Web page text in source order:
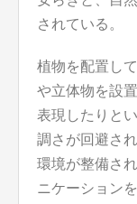
されている。
植物を配置し
や立体物を設
表現したりと
調さが回避さ
環境が整備さ
ニケーション